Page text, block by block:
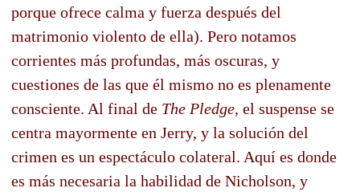
porque ofrece calma y fuerza después del
matrimonio violento de ella). Pero notamos
corrientes más profundas, más oscuras, y
cuestiones de las que él mismo no es plenamente
consciente. Al final de The Pledge, el suspense se
centra mayormente en Jerry, y la solución del
crimen es un espectáculo colateral. Aquí es donde
es más necesaria la habilidad de Nicholson, y